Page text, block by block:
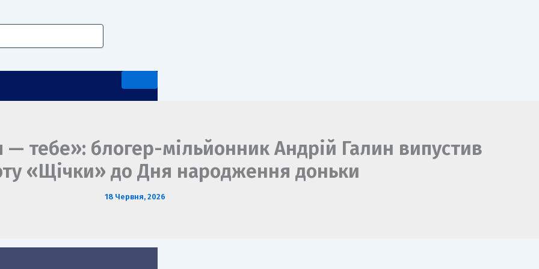
— тебе»: блогер-мільйонник Андрій Галин випустив
«Щічки» до Дня народження доньки
18 Червня, 2026